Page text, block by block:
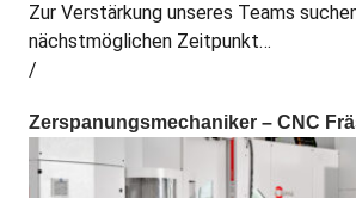
Zur Verstärkung unseres Teams
nächstmöglichen Zeitpunkt…
Zerspanungsmechaniker – CNC